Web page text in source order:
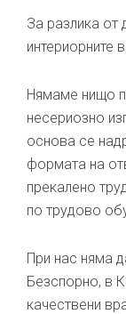
За разлика от
интериорните
Нямаме нищо
несериозно
основа се
формата на
прекалено
по трудово
При нас няма
Безспорно, в
качествени